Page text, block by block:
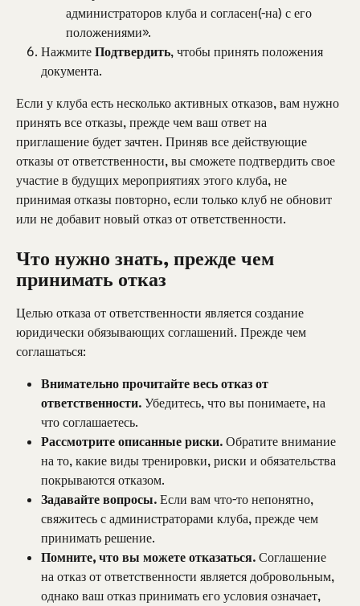
администраторов клуба и согласен(-на) с его
положениями».
Нажмите Подтвердить, чтобы принять положения
документа.
Если у клуба есть несколько активных отказов, вам нужно
принять все отказы, прежде чем ваш ответ на
приглашение будет зачтен. Приняв все действующие
отказы от ответственности, вы сможете подтвердить свое
участие в будущих мероприятиях этого клуба, не
принимая отказы повторно, если только клуб не обновит
или не добавит новый отказ от ответственности.
Что нужно знать, прежде чем
принимать отказ
Целью отказа от ответственности является создание
юридически обязывающих соглашений. Прежде чем
соглашаться:
Внимательно прочитайте весь отказ от
ответственности. Убедитесь, что вы понимаете, на
что соглашаетесь.
Рассмотрите описанные риски. Обратите внимание
на то, какие виды тренировки, риски и обязательства
покрываются отказом.
Задавайте вопросы. Если вам что-то непонятно,
свяжитесь с администраторами клуба, прежде чем
принимать решение.
Помните, что вы можете отказаться. Соглашение
на отказ от ответственности является добровольным,
однако ваш отказ принимать его условия означает,